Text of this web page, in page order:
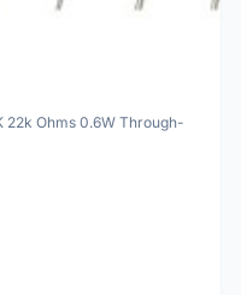
22k Ohms 0.6W Through-